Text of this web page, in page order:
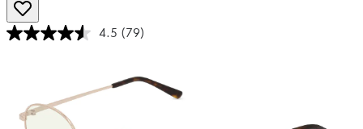
4.5 (79)